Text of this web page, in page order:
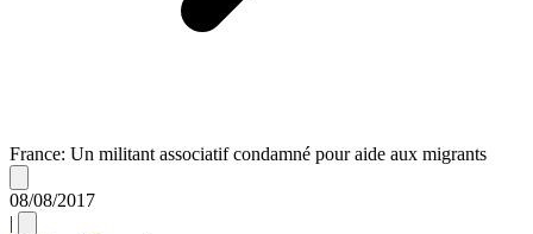
France: Un militant associatif condamné pour aide aux migrants
08/08/2017
|